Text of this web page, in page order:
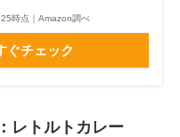
時点｜Amazon調べ
ぐチェック
レトルトカレー